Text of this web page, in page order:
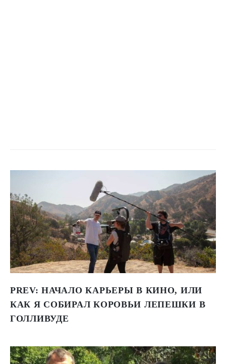
PREV: НАЧАЛО КАРЬЕРЫ В КИНО, ИЛИ
КАК Я СОБИРАЛ КОРОВЬИ ЛЕПЕШКИ В
ГОЛЛИВУДЕ